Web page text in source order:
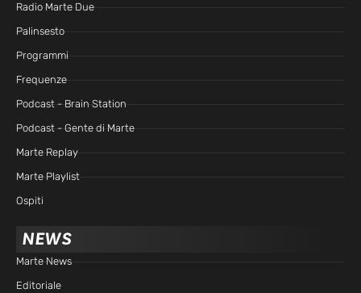
Radio Marte Due
Palinsesto
Programmi
Frequenze
Podcast - Brain Station
Podcast - Gente di Marte
Marte Replay
Marte Playlist
Ospiti
NEWS
Marte News
Editoriale